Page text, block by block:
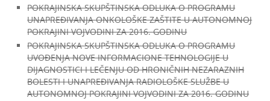
POKRAJINSKA SKUPŠTINSKA ODLUKA O PROGRAMU
UNAPREĐIVANJA ONKOLOŠKE ZAŠTITE U AUTONOMNOJ
POKRAJINI VOJVODINI ZA 2016. GODINU
POKRAJINSKA SKUPŠTINSKA ODLUKA O PROGRAMU
UVOĐENJA NOVE INFORMACIONE TEHNOLOGIJE U
DIJAGNOSTICI I LEČENJU OD HRONIČNIH NEZARAZNIH
BOLESTI I UNAPREĐIVANJA RADIOLOŠKE SLUŽBE U
AUTONOMNOJ POKRAJINI VOJVODINI ZA 2016. GODINU